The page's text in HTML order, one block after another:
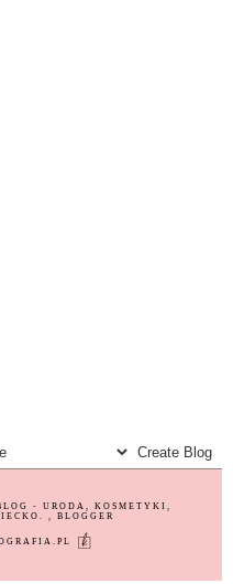
- URODA, KOSMETYKI,
, BLOGGER